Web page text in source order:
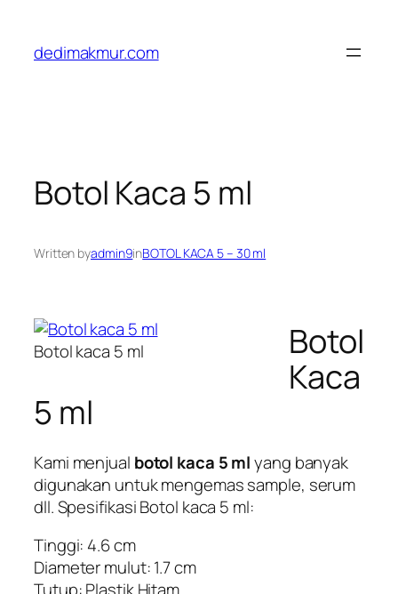
content
dedimakmur.com
Botol Kaca 5 ml
Written byadmin9inBOTOL KACA 5 – 30 ml
Botol kaca 5 ml
Botol
Kaca
5 ml
Kami menjual botol kaca 5 mlyang banyak
digunakan untuk mengemas sample, serum
dll. SpesifikasiBotol kaca 5 ml:
Tinggi: 4.6 cm
Diameter mulut: 1.7 cm